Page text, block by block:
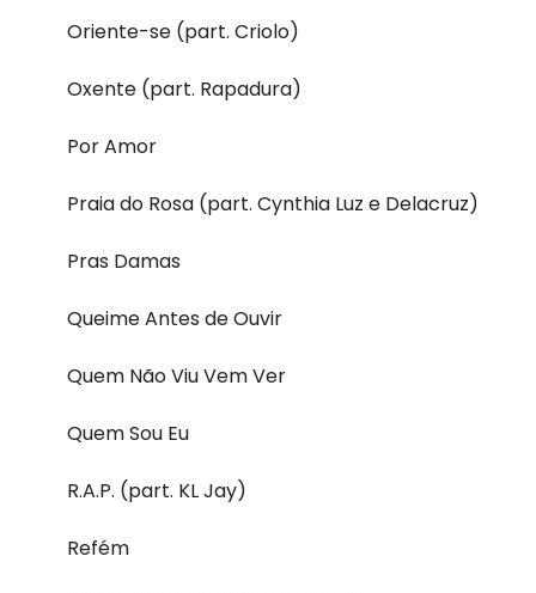
Oriente-se (part. Criolo)
Oxente (part. Rapadura)
Por Amor
Praia do Rosa (part. Cynthia Luz e Delacruz)
Pras Damas
Queime Antes de Ouvir
Quem Não Viu Vem Ver
Quem Sou Eu
R.A.P. (part. KL Jay)
Refém